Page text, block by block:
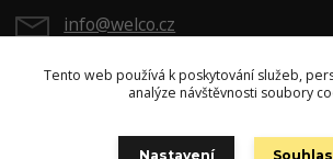
info@welco.cz
Tento web používá k poskytování služeb,
analýze návštěvnosti soubory
Nastavení